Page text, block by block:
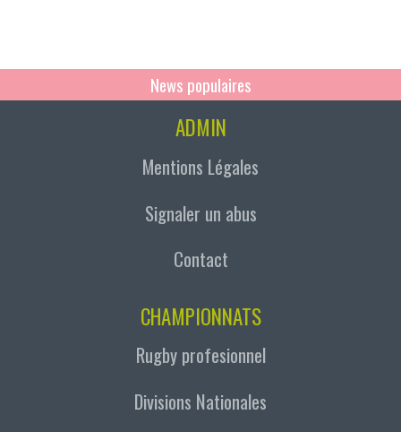
News populaires
ADMIN
Mentions Légales
Signaler un abus
Contact
CHAMPIONNATS
Rugby profesionnel
Divisions Nationales